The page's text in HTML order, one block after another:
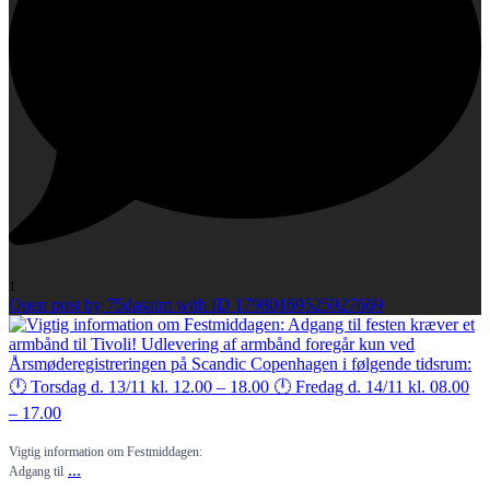
1
Open post by 75dasaim with ID 17980169525927669
Vigtig information om Festmiddagen:
Adgang til ...